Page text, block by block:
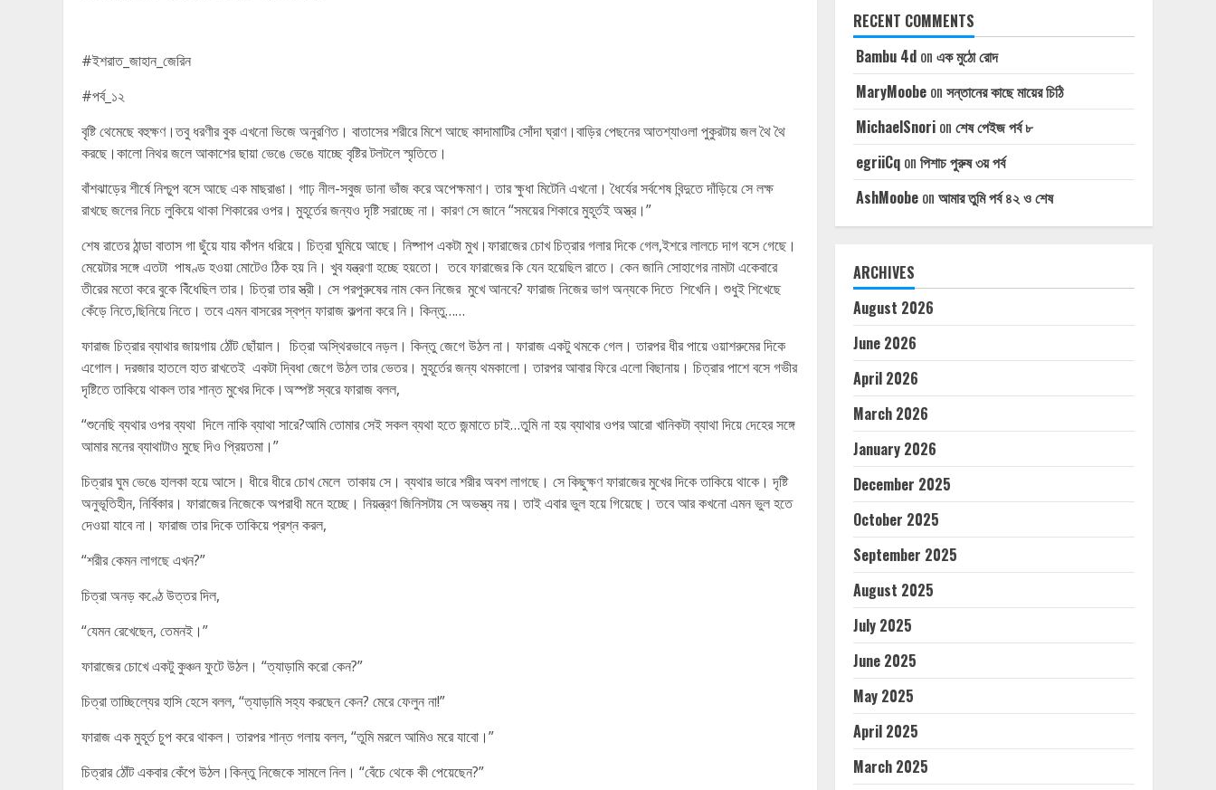
#ইশরাত_জাহান_জেরিন
#পর্ব_১২
বৃষ্টি থেমেছে বহুক্ষণ।তবু ধরণীর বুক এখনো ভিজে অনুরণিত। বাতাসের শরীরে মিশে আছে কাদামাটির সোঁদা ঘ্রাণ।বাড়ির পেছনের আতশ্যাওলা পুকুরটায় জল থৈ থৈ
করছে।কালো নিথর জলে আকাশের ছায়া ভেঙে ভেঙে যাচ্ছে বৃষ্টির টলটলে স্মৃতিতে।
বাঁশঝাড়ের শীর্ষে নিশ্চুপ বসে আছে এক মাছরাঙা। গাঢ় নীল-সবুজ ডানা ভাঁজ করে অপেক্ষমাণ। তার ক্ষুধা মিটেনি এখনো। ধৈর্যের সর্বশেষ বিন্দুতে দাঁড়িয়ে সে লক্ষ
রাখছে জলের নিচে লুকিয়ে থাকা শিকারের ওপর। মুহূর্তের জন্যও দৃষ্টি সরাচ্ছে না। কারণ সে জানে “সময়ের শিকারে মুহূর্তই অস্ত্র।”
শেষ রাতের ঠান্ডা বাতাস গা ছুঁয়ে যায় কাঁপন ধরিয়ে। চিত্রা ঘুমিয়ে আছে। নিষ্পাপ একটা মুখ।ফারাজের চোখ চিত্রার গলার দিকে গেল,ইশরে লালচে দাগ বসে গেছে।
মেয়েটার সঙ্গে এতটা পাষণ্ড হওয়া মোটেও ঠিক হয় নি। খুব যন্ত্রণা হচ্ছে হয়তো। তবে ফারাজের কি যেন হয়েছিল রাতে। কেন জানি সোহাগের নামটা একেবারে
তীরের মতো করে বুকে বিঁধেছিল তার। চিত্রা তার স্ত্রী। সে পরপুরুষের নাম কেন নিজের মুখে আনবে? ফারাজ নিজের ভাগ অন্যকে দিতে শিখেনি। শুধুই শিখেছে
কেঁড়ে নিতে,ছিনিয়ে নিতে। তবে এমন বাসরের স্বপ্ন ফারাজ কল্পনা করে নি। কিন্তু……
ফারাজ চিত্রার ব্যাথার জায়গায় ঠোঁট ছোঁয়াল। চিত্রা অস্থিরভাবে নড়ল। কিন্তু জেগে উঠল না। ফারাজ একটু থমকে গেল। তারপর ধীর পায়ে ওয়াশরুমের দিকে
এগোল। দরজার হাতলে হাত রাখতেই একটা দ্বিধা জেগে উঠল তার ভেতর। মুহূর্তের জন্য থমকালো। তারপর আবার ফিরে এলো বিছানায়। চিত্রার পাশে বসে গভীর
দৃষ্টিতে তাকিয়ে থাকল তার শান্ত মুখের দিকে।অস্পষ্ট স্বরে ফারাজ বলল,
“শুনেছি ব্যথার ওপর ব্যথা দিলে নাকি ব্যাথা সারে?আমি তোমার সেই সকল ব্যথা হতে জন্মাতে চাই…তুমি না হয় ব্যাথার ওপর আরো খানিকটা ব্যাথা দিয়ে দেহের সঙ্গে
আমার মনের ব্যাথাটাও মুছে দিও প্রিয়তমা।”
চিত্রার ঘুম ভেঙে হালকা হয়ে আসে। ধীরে ধীরে চোখ মেলে তাকায় সে। ব্যথার ভারে শরীর অবশ লাগছে। সে কিছুক্ষণ ফারাজের মুখের দিকে তাকিয়ে থাকে। দৃষ্টি
অনুভূতিহীন, নির্বিকার। ফারাজের নিজেকে অপরাধী মনে হচ্ছে। নিয়ন্ত্রণ জিনিসটায় সে অভস্ত্য নয়। তাই এবার ভুল হয়ে গিয়েছে। তবে আর কখনো এমন ভুল হতে
দেওয়া যাবে না। ফারাজ তার দিকে তাকিয়ে প্রশ্ন করল,
“শরীর কেমন লাগছে এখন?”
চিত্রা অনড় কণ্ঠে উত্তর দিল,
“যেমন রেখেছেন, তেমনই।”
ফারাজের চোখে একটু কুঞ্চন ফুটে উঠল। “ত্যাড়ামি করো কেন?”
চিত্রা তাচ্ছিল্যের হাসি হেসে বলল, “ত্যাড়ামি সহ্য করছেন কেন? মেরে ফেলুন না!”
ফারাজ এক মুহূর্ত চুপ করে থাকল। তারপর শান্ত গলায় বলল, “তুমি মরলে আমিও মরে যাবো।”
চিত্রার ঠোঁট একবার কেঁপে উঠল।কিন্তু নিজেকে সামলে নিল। “বেঁচে থেকে কী পেয়েছেন?”
RECENT COMMENTS
Bambu 4don এক মুঠো রোদ
MaryMoobeon সন্তানের কাছে মায়ের চিঠি
MichaelSnorion শেষ পেইজ পর্ব ৮
egriiCqon পিশাচ পুরুষ ৩য় পর্ব
AshMoobeon আমার তুমি পর্ব ৪২ ও শেষ
ARCHIVES
August 2026
June 2026
April 2026
March 2026
January 2026
December 2025
October 2025
September 2025
August 2025
July 2025
June 2025
May 2025
April 2025
March 2025